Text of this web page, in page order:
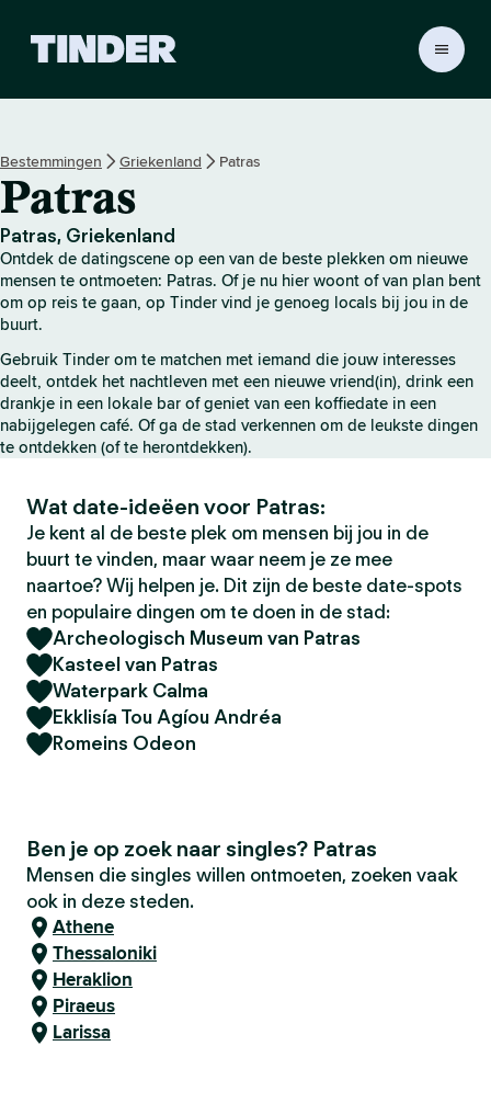
r
e
p
a
n
a
Bestemmingen Griekenland Patras
Patras
Patras, Griekenland
Ontdek de datingscene op een van de beste plekken om nieuwe
mensen te ontmoeten: Patras. Of je nu hier woont of van plan bent
om op reis te gaan, op Tinder vind je genoeg locals bij jou in de
buurt.
Gebruik Tinder om te matchen met iemand die jouw interesses
deelt, ontdek het nachtleven met een nieuwe vriend(in), drink een
drankje in een lokale bar of geniet van een koffiedate in een
nabijgelegen café. Of ga de stad verkennen om de leukste dingen
te ontdekken (of te herontdekken).
Wat date-ideëen voor Patras:
Je kent al de beste plek om mensen bij jou in de
buurt te vinden, maar waar neem je ze mee
naartoe? Wij helpen je. Dit zijn de beste date-spots
en populaire dingen om te doen in de stad:
Archeologisch Museum van Patras
Kasteel van Patras
Waterpark Calma
Ekklisía Tou Agíou Andréa
Romeins Odeon
Ben je op zoek naar singles? Patras
Mensen die singles willen ontmoeten, zoeken vaak
ook in deze steden.
Athene
Thessaloniki
Heraklion
Piraeus
Larissa